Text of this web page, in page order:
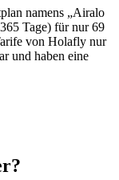
namens „Airalo
Tage) für nur 69
von Holafly nur
und haben eine